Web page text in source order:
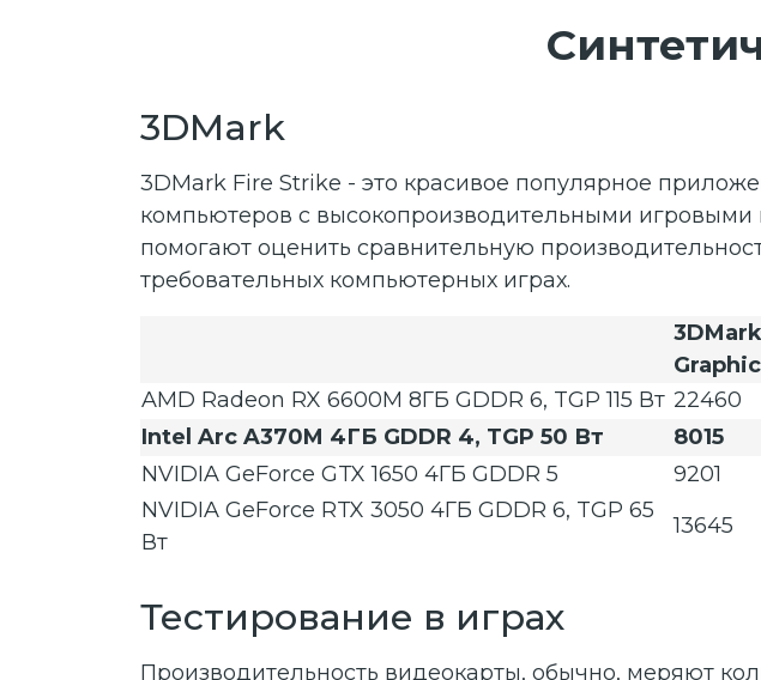
3DMark
3DMark Fire Strike - это красивое популярное
компьютеров с высокопроизводительными
помогают оценить сравнительную
требовательных компьютерных играх.
AMD Radeon RX 6600M 8ГБ GDDR 6, TGP 115 Вт 22460
Intel Arc A370M 4ГБ GDDR 4, TGP 50 Вт
8015
NVIDIA GeForce GTX 1650 4ГБ GDDR 5
9201
NVIDIA GeForce RTX 3050 4ГБ GDDR 6, TGP 65
Вт
13645
Тестирование в играх
Производительность видеокарты, обычно, меряют